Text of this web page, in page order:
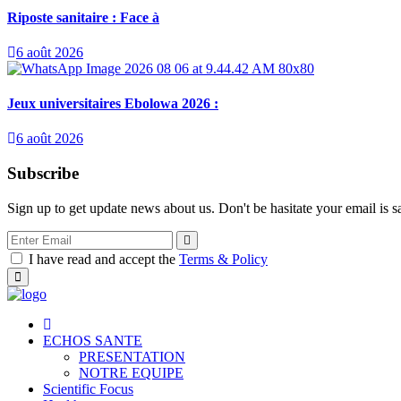
Riposte sanitaire : Face à
6 août 2026
Jeux universitaires Ebolowa 2026 :
6 août 2026
Subscribe
Sign up to get update news about us. Don't be hasitate your email is
I have read and accept the Terms & Policy
ECHOS SANTE
PRESENTATION
NOTRE EQUIPE
Scientific Focus